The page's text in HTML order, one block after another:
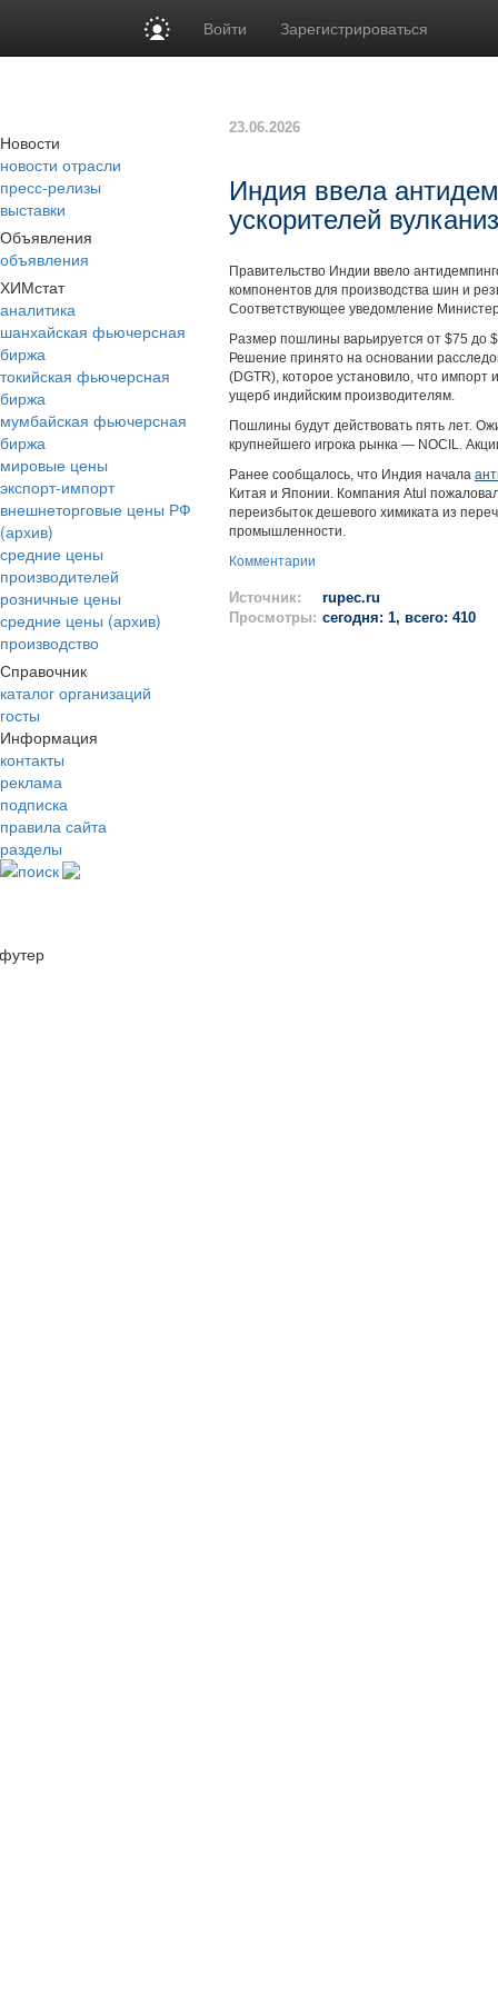
Войти Зарегистрироваться
Новости
новости отрасли
пресс-релизы
выставки
Объявления
объявления
ХИМстат
аналитика
шанхайская фьючерсная
биржа
токийская фьючерсная
биржа
мумбайская фьючерсная
биржа
мировые цены
экспорт-импорт
внешнеторговые цены РФ
(архив)
средние цены
производителей
розничные цены
средние цены (архив)
производство
Справочник
каталог организаций
госты
Информация
контакты
реклама
подписка
правила сайта
разделы
поиск
23.06.2026
Индия ввела
ускорителей
Правительство Индии ввело
компонентов для производства шин и
Соответствующее уведомление
Размер пошлины варьируется от $75 до
Решение принято на основании
(DGTR), которое установило, что
ущерб индийским производителям.
Пошлины будут действовать пять лет.
крупнейшего игрока рынка — NOCIL.
Ранее сообщалось, что Индия начала
Китая и Японии. Компания Atul
переизбыток дешевого химиката из
промышленности.
Комментарии
Источник:
rupec.ru
Просмотры: сегодня: 1, всего: 410
футер